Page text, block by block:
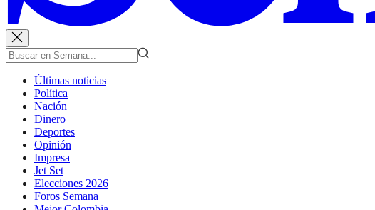
Últimas noticias
Política
Nación
Dinero
Deportes
Opinión
Impresa
Jet Set
Elecciones 2026
Foros Semana